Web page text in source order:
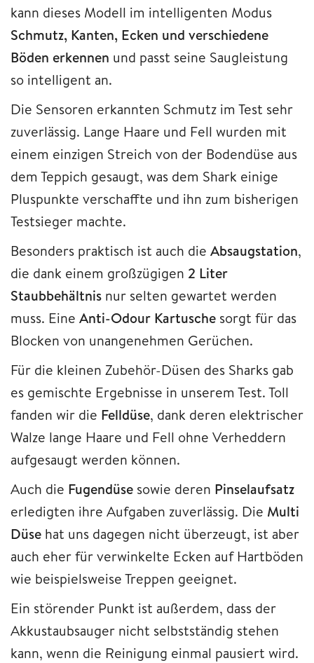
kann dieses Modell im intelligenten Modus
Schmutz, Kanten, Ecken und verschiedene
Böden erkennen und passt seine Saugleistung
so intelligent an.
Die Sensoren erkannten Schmutz im Test sehr
zuverlässig. Lange Haare und Fell wurden mit
einem einzigen Streich von der Bodendüse aus
dem Teppich gesaugt, was dem Shark einige
Pluspunkte verschaffte und ihn zum bisherigen
Testsieger machte.
Besonders praktisch ist auch die Absaugstation,
die dank einem großzügigen 2 Liter
Staubbehältnis nur selten gewartet werden
muss. Eine Anti-Odour Kartusche sorgt für das
Blocken von unangenehmen Gerüchen.
Für die kleinen Zubehör-Düsen des Sharks gab
es gemischte Ergebnisse in unserem Test. Toll
fanden wir die Felldüse, dank deren elektrischer
Walze lange Haare und Fell ohne Verheddern
aufgesaugt werden können.
Auch die Fugendüse sowie deren Pinselaufsatz
erledigten ihre Aufgaben zuverlässig. Die Multi
Düse hat uns dagegen nicht überzeugt, ist aber
auch eher für verwinkelte Ecken auf Hartböden
wie beispielsweise Treppen geeignet.
Ein störender Punkt ist außerdem, dass der
Akkustaubsauger nicht selbstständig stehen
kann, wenn die Reinigung einmal pausiert wird.